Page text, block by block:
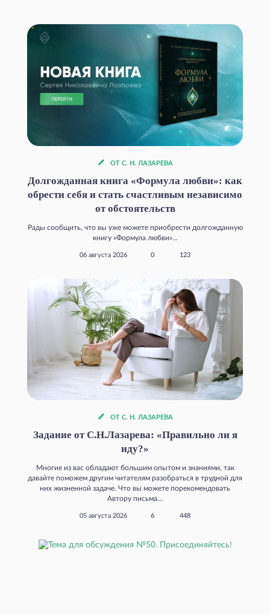
ОТ С. Н. ЛАЗАРЕВА
Долгожданная книга «Формула любви»: как
обрести себя и стать счастливым независимо
от обстоятельств
Рады сообщить, что вы уже можете приобрести долгожданную
книгу «Формула любви»...
06 августа 2026 0 123
ОТ С. Н. ЛАЗАРЕВА
Задание от С.Н.Лазарева: «Правильно ли я
иду?»
Многие из вас обладают большим опытом и знаниями, так
давайте поможем другим читателям разобраться в трудной для
них жизненной задаче. Что вы можете порекомендовать
Автору письма...
05 августа 2026 6 448